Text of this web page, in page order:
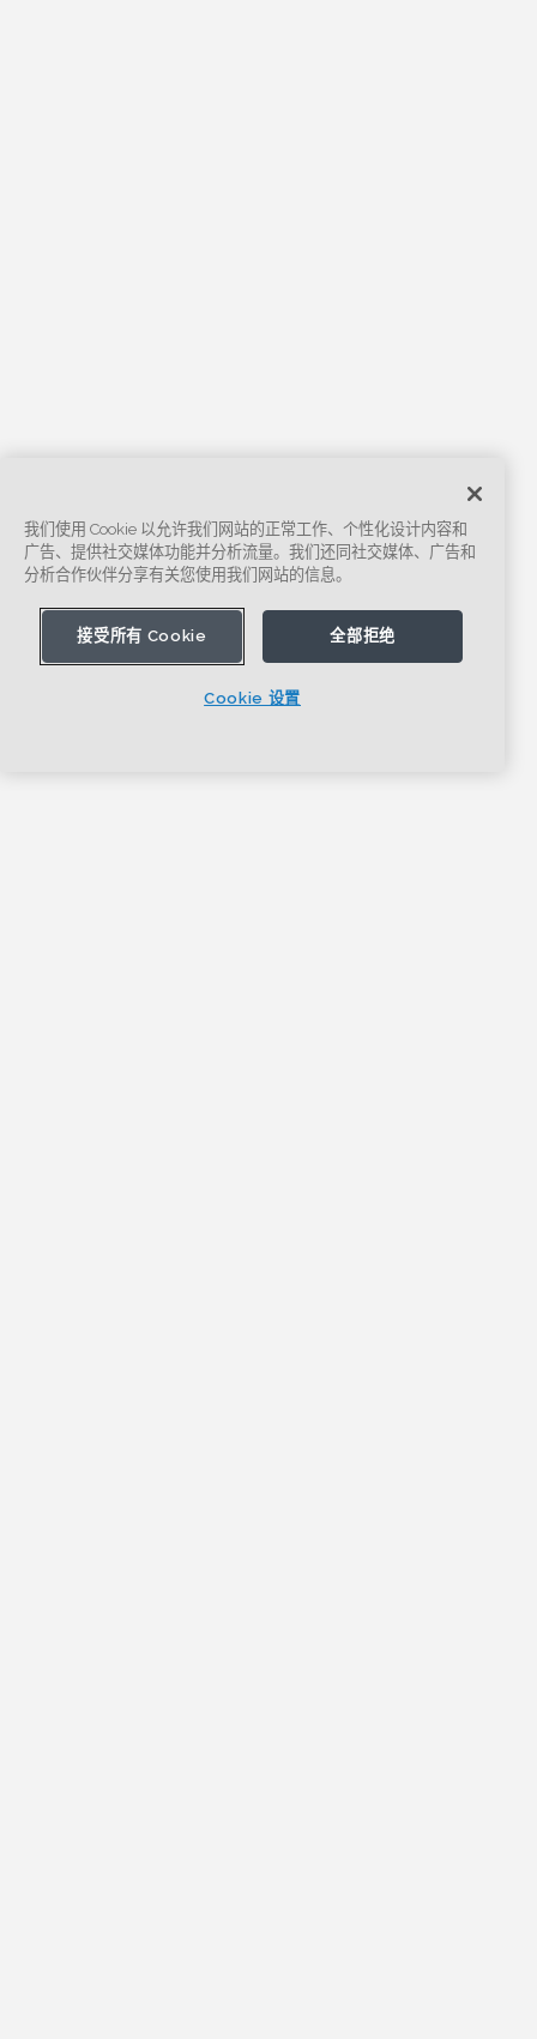
我们使用 Cookie 以允许我们网站的正常工作、个性化设计内容和
广告、提供社交媒体功能并分析流量。我们还同社交媒体、广告和
分析合作伙伴分享有关您使用我们网站的信息。
接受所有 Cookie 全部拒绝
Cookie 设置